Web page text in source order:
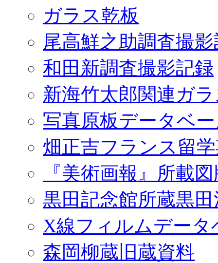
ガラス乾板
尾高鮮之助調査撮
和田新調査撮影記録
新海竹太郎関連ガ
写真原板データベ
畑正吉フランス留
『美術画報』所載
黒田記念館所蔵黒
X線フィルムデータ
森岡柳蔵旧蔵資料